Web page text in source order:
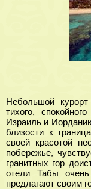
Небольшой
тихого,
Израиль и
близости к
своей красотой
побережье,
гранитных гор
отели Табы
предлагают своим